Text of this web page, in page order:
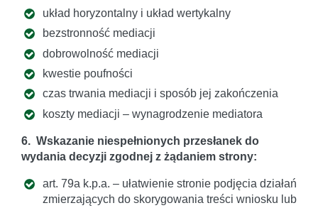
układ horyzontalny i układ wertykalny
bezstronność mediacji
dobrowolność mediacji
kwestie poufności
czas trwania mediacji i sposób jej zakończenia
koszty mediacji – wynagrodzenie mediatora
6. Wskazanie niespełnionych przesłanek do
wydania decyzji zgodnej z żądaniem strony:
art. 79a k.p.a. – ułatwienie stronie podjęcia działań
zmierzających do skorygowania treści wniosku lub